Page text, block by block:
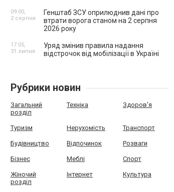
Генштаб ЗСУ оприлюднив дані про
втрати ворога станом на 2 серпня
2026 року
09:00,
2 серпня
Уряд змінив правила надання
відстрочок від мобілізації в Україні
17:05,
31 липня
Рубрики новин
Загальний
розділ
Техніка Здоров'я
Туризм Нерухомість Транспорт
Будівництво Відпочинок Розваги
Бізнес Меблі Спорт
Жіночий
розділ
Інтернет Культура